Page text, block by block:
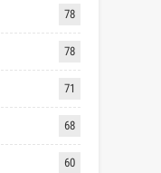
78
78
71
68
60